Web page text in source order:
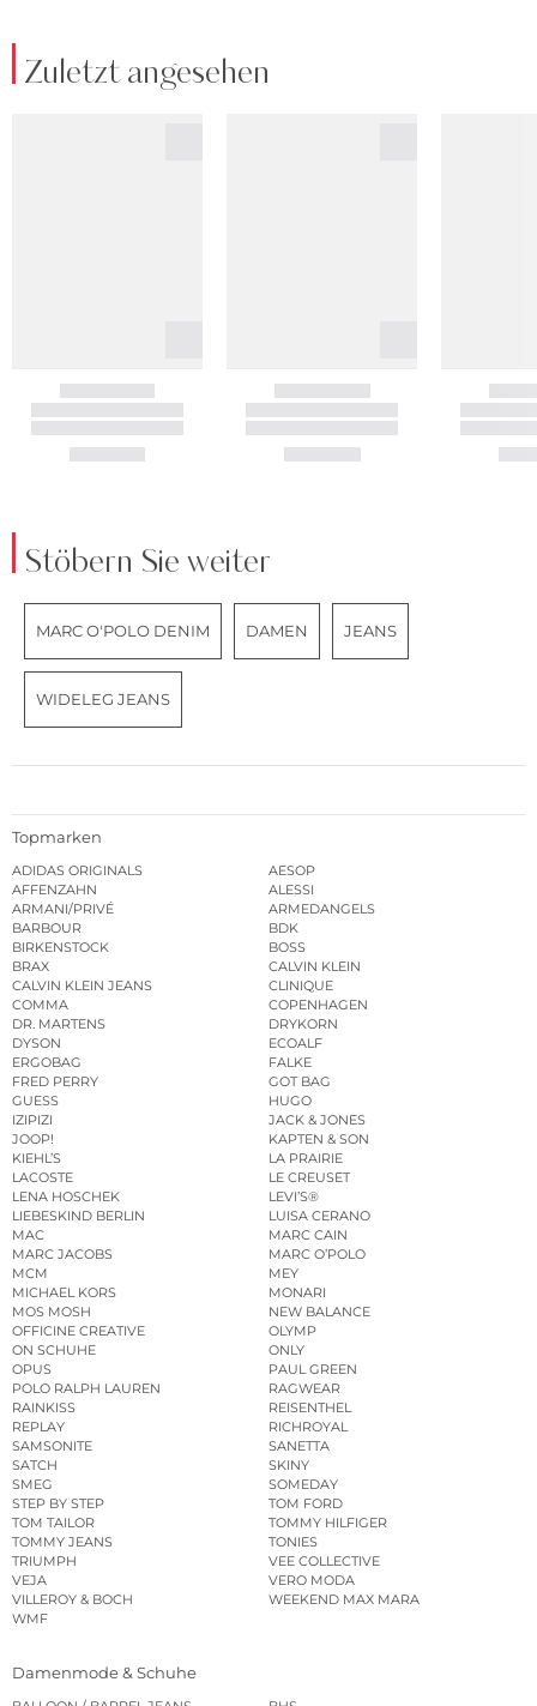
Zuletzt angesehen
Stöbern Sie weiter
MARC O'POLO DENIM DAMEN JEANS
WIDELEG JEANS
Topmarken
ADIDAS ORIGINALS
AESOP
AFFENZAHN
ALESSI
ARMANI/PRIVÉ
ARMEDANGELS
BARBOUR
BDK
BIRKENSTOCK
BOSS
BRAX
CALVIN KLEIN
CALVIN KLEIN JEANS
CLINIQUE
COMMA
COPENHAGEN
DR. MARTENS
DRYKORN
DYSON
ECOALF
ERGOBAG
FALKE
FRED PERRY
GOT BAG
GUESS
HUGO
IZIPIZI
JACK & JONES
JOOP!
KAPTEN & SON
KIEHL’S
LA PRAIRIE
LACOSTE
LE CREUSET
LENA HOSCHEK
LEVI’S®
LIEBESKIND BERLIN
LUISA CERANO
MAC
MARC CAIN
MARC JACOBS
MARC O’POLO
MCM
MEY
MICHAEL KORS
MONARI
MOS MOSH
NEW BALANCE
OFFICINE CREATIVE
OLYMP
ON SCHUHE
ONLY
OPUS
PAUL GREEN
POLO RALPH LAUREN
RAGWEAR
RAINKISS
REISENTHEL
REPLAY
RICHROYAL
SAMSONITE
SANETTA
SATCH
SKINY
SMEG
SOMEDAY
STEP BY STEP
TOM FORD
TOM TAILOR
TOMMY HILFIGER
TOMMY JEANS
TONIES
TRIUMPH
VEE COLLECTIVE
VEJA
VERO MODA
VILLEROY & BOCH
WEEKEND MAX MARA
WMF
Damenmode & Schuhe